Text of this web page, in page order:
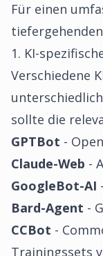
Für einen
1. KI-
Verschiedene
sollte die
GPTBot -
Claude-Web -
GoogleBot-AI
Bard-Agent -
CCBot -
Trainingssets